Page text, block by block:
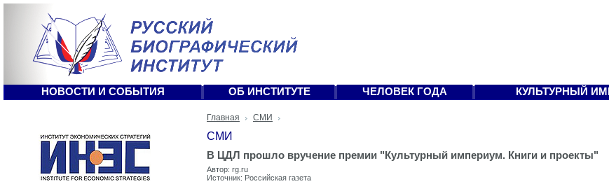
НОВОСТИ И СОБЫТИЯ ОБ ИНСТИТУТЕ ЧЕЛОВЕК ГОДА КУЛЬТУРНЫЙ
Главная СМИ
СМИ
В ЦДЛ прошло вручение премии "Культурный империум. Книги и проекты"
Автор: rg.ru
Источник: Российская газета